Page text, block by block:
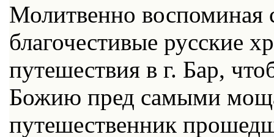
Молитвенно воспоминая
благочестивые русские
путешествия в г. Бар,
Божию пред самыми
путешественник